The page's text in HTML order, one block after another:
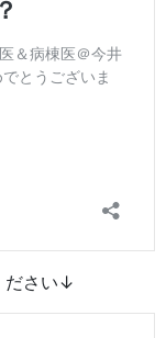
ださい↓